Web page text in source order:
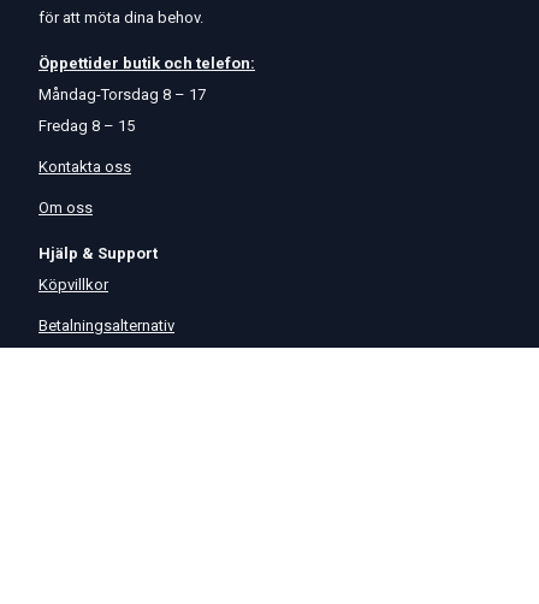
för att möta dina behov.
Öppettider butik och telefon:
Måndag-Torsdag 8 – 17
Fredag 8 – 15
Kontakta oss
Om oss
Hjälp & Support
Köpvillkor
Betalningsalternativ